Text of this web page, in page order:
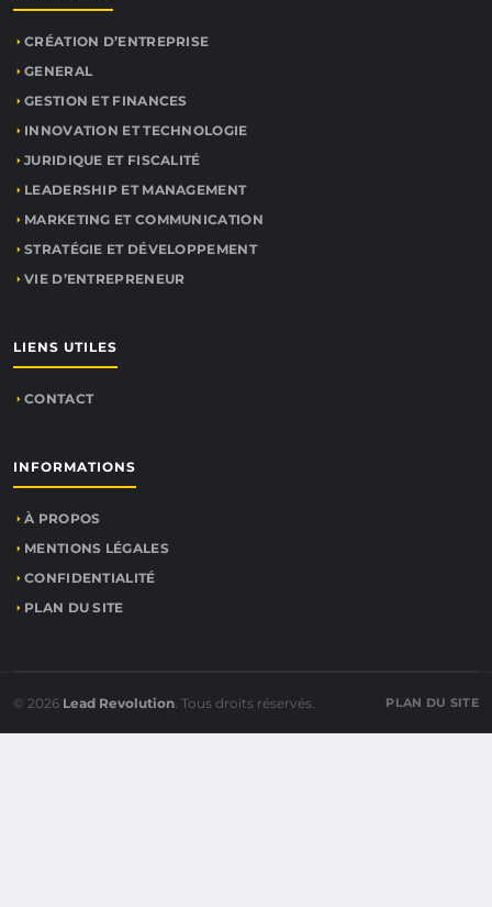
CRÉATION D’ENTREPRISE
GENERAL
GESTION ET FINANCES
INNOVATION ET TECHNOLOGIE
JURIDIQUE ET FISCALITÉ
LEADERSHIP ET MANAGEMENT
MARKETING ET COMMUNICATION
STRATÉGIE ET DÉVELOPPEMENT
VIE D’ENTREPRENEUR
LIENS UTILES
CONTACT
INFORMATIONS
À PROPOS
MENTIONS LÉGALES
CONFIDENTIALITÉ
PLAN DU SITE
© 2026 Lead Revolution. Tous droits réservés. PLAN DU SITE